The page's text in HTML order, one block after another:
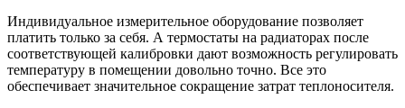
Индивидуальное измерительное оборудование позволяет
платить только за себя. А термостаты на радиаторах после
соответствующей калибровки дают возможность регулировать
температуру в помещении довольно точно. Все это
обеспечивает значительное сокращение затрат теплоносителя.